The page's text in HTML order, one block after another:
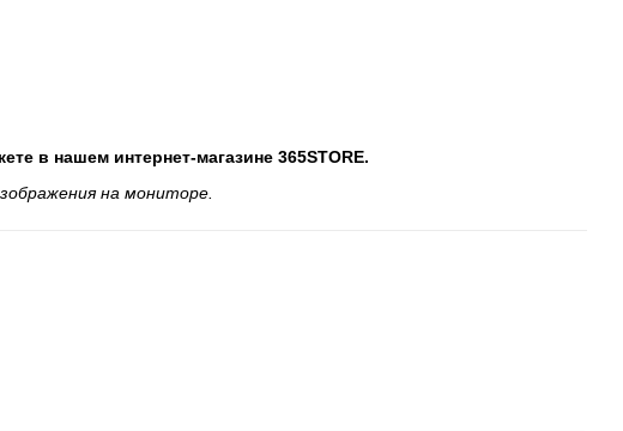
в нашем интернет-магазине 365STORE.
на мониторе.